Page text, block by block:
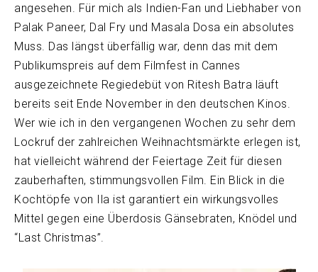
angesehen. Für mich als Indien-Fan und Liebhaber von
Palak Paneer, Dal Fry und Masala Dosa ein absolutes
Muss. Das längst überfällig war, denn das mit dem
Publikumspreis auf dem Filmfest in Cannes
ausgezeichnete Regiedebüt von Ritesh Batra läuft
bereits seit Ende November in den deutschen Kinos.
Wer wie ich in den vergangenen Wochen zu sehr dem
Lockruf der zahlreichen Weihnachtsmärkte erlegen ist,
hat vielleicht während der Feiertage Zeit für diesen
zauberhaften, stimmungsvollen Film. Ein Blick in die
Kochtöpfe von Ila ist garantiert ein wirkungsvolles
Mittel gegen eine Überdosis Gänsebraten, Knödel und
“Last Christmas”.